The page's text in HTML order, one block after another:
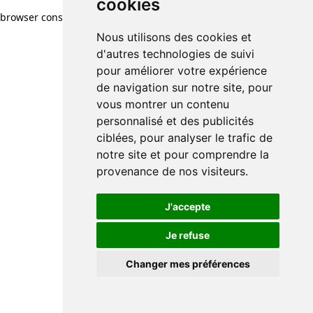
cookies
Nous utilisons des cookies et
d'autres technologies de suivi
pour améliorer votre expérience
de navigation sur notre site, pour
vous montrer un contenu
personnalisé et des publicités
ciblées, pour analyser le trafic de
notre site et pour comprendre la
provenance de nos visiteurs.
J'accepte
Je refuse
Changer mes préférences
browser console for more information)